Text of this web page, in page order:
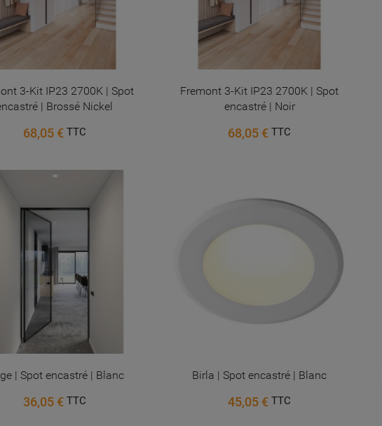
3-Kit IP23 2700K | Spot
| Brossé Nickel
68,05 € TTC
Fremont 3-Kit IP23 2700K | Spot
encastré | Noir
68,05 €TTC
| Spot encastré | Blanc
36,05 € TTC
Birla | Spot encastré | Blanc
45,05 €TTC